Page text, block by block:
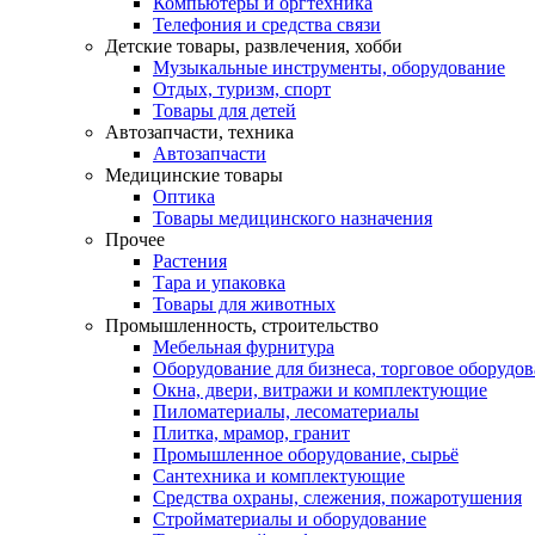
Телефония и средства связи
Детские товары, развлечения, хобби
Музыкальные инструменты, оборудование
Отдых, туризм, спорт
Товары для детей
Автозапчасти, техника
Автозапчасти
Медицинские товары
Оптика
Товары медицинского назначения
Прочее
Растения
Тара и упаковка
Товары для животных
Промышленность, строительство
Мебельная фурнитура
Оборудование для бизнеса, торговое
Окна, двери, витражи и комплектующие
Пиломатериалы, лесоматериалы
Плитка, мрамор, гранит
Промышленное оборудование, сырьё
Сантехника и комплектующие
Средства охраны, слежения, пожаротушения
Стройматериалы и оборудование